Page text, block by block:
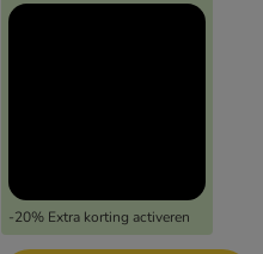
-20% Extra korting activeren